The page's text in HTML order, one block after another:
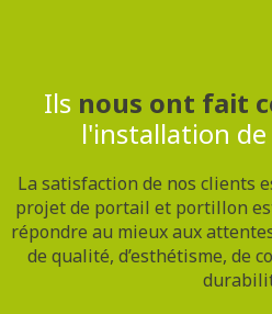
Ils nous ont fait
l'installation
La satisfaction de nos clients
projet de portail et portillon
répondre au mieux aux
de qualité, d’esthétisme, de